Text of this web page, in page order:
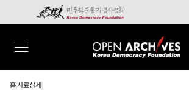
홈사료상세